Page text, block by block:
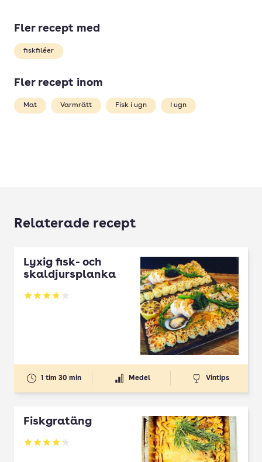
Fler recept med
fiskfiléer
Fler recept inom
Mat Varmrätt Fisk i ugn I ugn
Relaterade recept
Lyxig fisk- och
skaldjursplanka
Betyg: 3.81 av 5
1 tim 30 min Medel Vintips
Fiskgratäng
Betyg: 4.23 av 5